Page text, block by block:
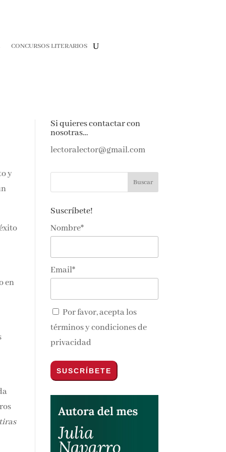
CONCURSOS LITERARIOS
y
en
Si quieres contactar con
nosotras…
lectoralector@gmail.com
Suscríbete!
Nombre*
Email*
Por favor, acepta los
términos y condiciones de
privacidad